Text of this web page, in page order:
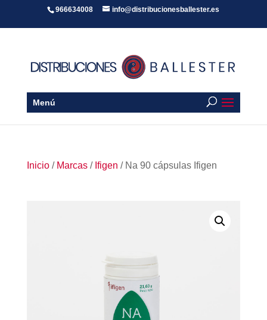
966634008 info@distribucionesballester.es
Menú
Inicio/ Marcas/ Ifigen / Na 90 cápsulas Ifigen